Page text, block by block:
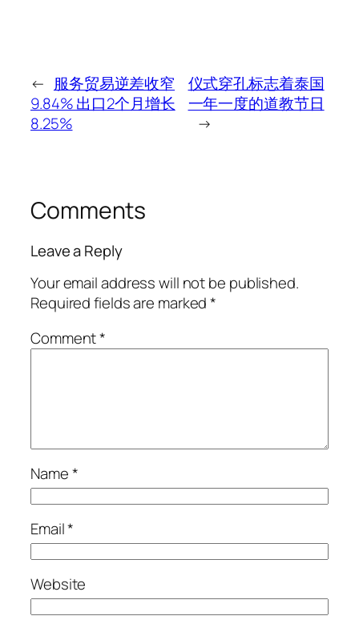
← 服务贸易逆差收窄
9.84% 出口2个月增长
8.25%
仪式穿孔标志着泰国
一年一度的道教节日
→
Comments
Leave a Reply
Your email address will not be published.
Required fields are marked*
Comment*
Name*
Email*
Website